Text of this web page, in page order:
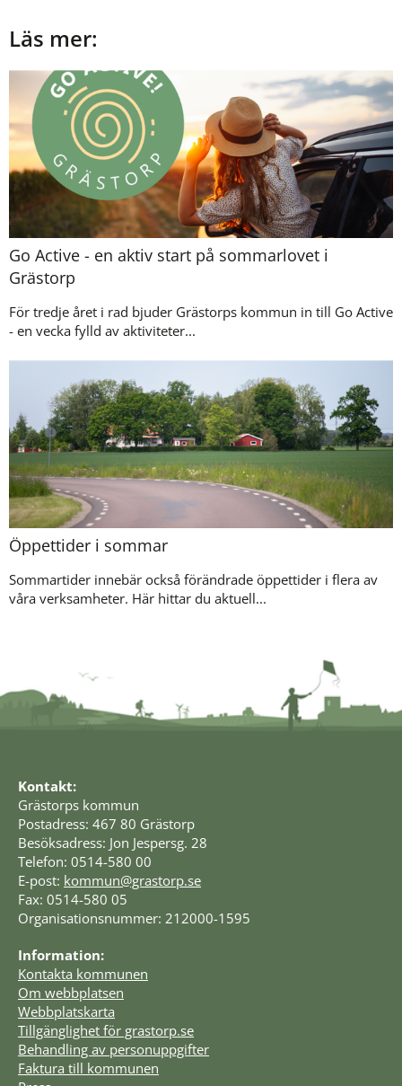
Läs mer:
Go Active - en aktiv start på sommarlovet i
Grästorp
För tredje året i rad bjuder Grästorps kommun in till Go Active
- en vecka fylld av aktiviteter...
Öppettider i sommar
Sommartider innebär också förändrade öppettider i flera av
våra verksamheter. Här hittar du aktuell...
Kontakt:
Grästorps kommun
Postadress: 467 80 Grästorp
Besöksadress: Jon Jespersg. 28
Telefon: 0514-580 00
E-post: kommun@grastorp.se
Fax: 0514-580 05
Organisationsnummer: 212000-1595
Information:
Kontakta kommunen
Om webbplatsen
Webbplatskarta
Tillgänglighet för grastorp.se
Behandling av personuppgifter
Faktura till kommunen